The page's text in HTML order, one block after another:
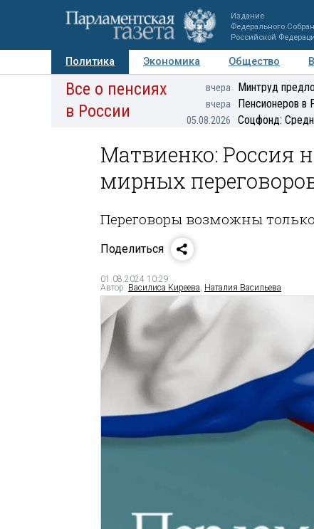
Издание
Федерального
Российской
Политика Экономика Общество
Авторы Персоны Мнения Регионы
Все о пенсиях
в России
вчера Минтруд
вчера Пенсионеров в
05.08.2026 Соцфонд:
Матвиенко: Россия
мирных
Переговоры возможны
Поделиться
01.08.2024 10:29
Автор: Василиса Киреева Наталия Васильева